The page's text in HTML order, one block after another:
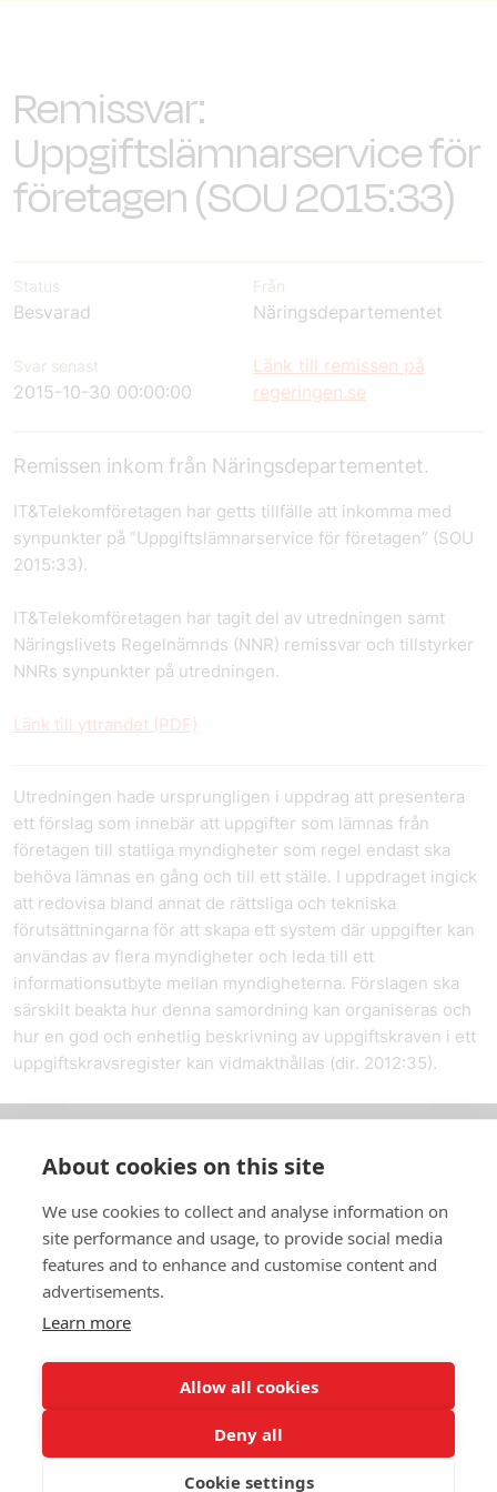
Remissvar:
Uppgiftslämnarservice för
företagen (SOU 2015:33)
Status
Besvarad
Från
Näringsdepartementet
Svar senast
2015-10-30 00:00:00
Länk till remissen på
regeringen.se
Remissen inkom från Näringsdepartementet.
IT&Telekomföretagen har getts tillfälle att inkomma med
synpunkter på ”Uppgiftslämnarservice för företagen” (SOU
2015:33).
IT&Telekomföretagen har tagit del av utredningen samt
Näringslivets Regelnämnds (NNR) remissvar och tillstyrker
NNRs synpunkter på utredningen.
Länk till yttrandet (PDF)
Utredningen hade ursprungligen i uppdrag att presentera
ett förslag som innebär att uppgifter som lämnas från
företagen till statliga myndigheter som regel endast ska
behöva lämnas en gång och till ett ställe. I uppdraget ingick
att redovisa bland annat de rättsliga och tekniska
förutsättningarna för att skapa ett system där uppgifter kan
användas av flera myndigheter och leda till ett
informationsutbyte mellan myndigheterna. Förslagen ska
särskilt beakta hur denna samordning kan organiseras och
hur en god och enhetlig beskrivning av uppgiftskraven i ett
uppgiftskravsregister kan vidmakthållas (dir. 2012:35).
In English
Standardavtal
Snabblänkar
In English
Dataskyddspolicy
About cookies on this site
We use cookies to collect and analyse information on
site performance and usage, to provide social media
features and to enhance and customise content and
advertisements.
Learn more
Allow all cookies
Deny all
Cookie settings